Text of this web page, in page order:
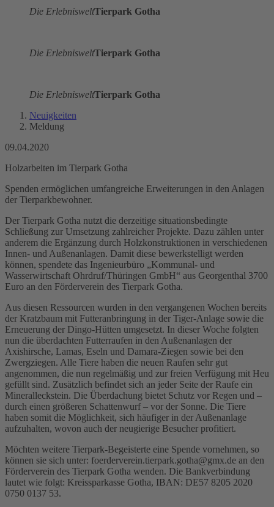
Die ErlebnisweltTierpark Gotha
Die ErlebnisweltTierpark Gotha
Die ErlebnisweltTierpark Gotha
Neuigkeiten
Meldung
09.04.2020
Holzarbeiten im Tierpark Gotha
Spenden ermöglichen umfangreiche Erweiterungen in den Anlagen
der Tierparkbewohner.
Der Tierpark Gotha nutzt die derzeitige situationsbedingte
Schließung zur Umsetzung zahlreicher Projekte. Dazu zählen unter
anderem die Ergänzung durch Holzkonstruktionen in verschiedenen
Innen- und Außenanlagen. Damit diese bewerkstelligt werden
können, spendete das Ingenieurbüro „Kommunal- und
Wasserwirtschaft Ohrdruf/Thüringen GmbH“ aus Georgenthal 3700
Euro an den Förderverein des Tierpark Gotha.
Aus diesen Ressourcen wurden in den vergangenen Wochen bereits
der Kratzbaum mit Futteranbringung in der Tiger-Anlage sowie die
Erneuerung der Dingo-Hütten umgesetzt. In dieser Woche folgten
nun die überdachten Futterraufen in den Außenanlagen der
Axishirsche, Lamas, Eseln und Damara-Ziegen sowie bei den
Zwergziegen. Alle Tiere haben die neuen Raufen sehr gut
angenommen, die nun regelmäßig und zur freien Verfügung mit Heu
gefüllt sind. Zusätzlich befindet sich an jeder Seite der Raufe ein
Mineralleckstein. Die Überdachung bietet Schutz vor Regen und –
durch einen größeren Schattenwurf – vor der Sonne. Die Tiere
haben somit die Möglichkeit, sich häufiger in der Außenanlage
aufzuhalten, wovon auch der neugierige Besucher profitiert.
Möchten weitere Tierpark-Begeisterte eine Spende vornehmen, so
können sie sich unter: foerderverein.tierpark.gotha@gmx.de an den
Förderverein des Tierpark Gotha wenden. Die Bankverbindung
lautet wie folgt: Kreissparkasse Gotha, IBAN: DE57 8205 2020
0750 0137 53.